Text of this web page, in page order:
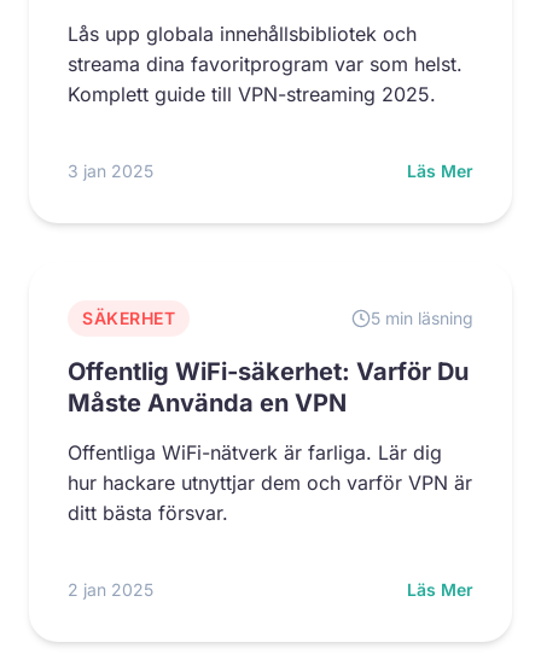
Lås upp globala innehållsbibliotek och
streama dina favoritprogram var som helst.
Komplett guide till VPN-streaming 2025.
3 jan 2025 Läs Mer
SÄKERHET 5 min läsning
Offentlig WiFi-säkerhet: Varför Du
Måste Använda en VPN
Offentliga WiFi-nätverk är farliga. Lär dig
hur hackare utnyttjar dem och varför VPN är
ditt bästa försvar.
2 jan 2025 Läs Mer